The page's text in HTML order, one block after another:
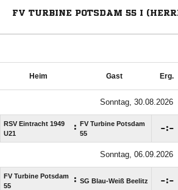
FV TURBINE POTSDAM 55 I
Heim Gast Erg.
Sonntag, 30.08.2026
RSV Eintracht 1949
U21
: FV Turbine Potsdam
55
:
Sonntag, 06.09.2026
FV Turbine Potsdam
55
: SG Blau-Weiß Beelitz :